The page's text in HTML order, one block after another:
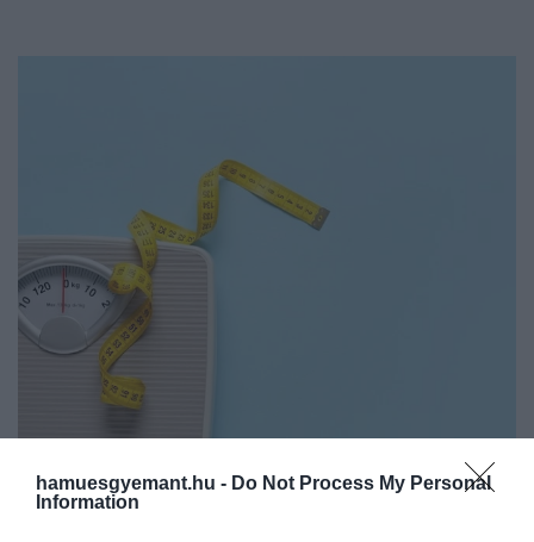
hamuesgyemant.hu - Do Not Process My Personal
Information
2026. JANUÁR 14. ● HAMU ÉS GYÉMÁNT